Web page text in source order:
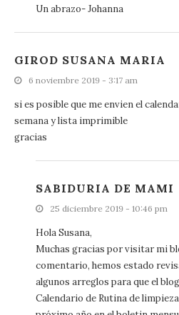
Un abrazo- Johanna
GIROD SUSANA MARIA
6 noviembre 2019 - 3:17 am
si es posible que me envien el
semana y lista imprimible
gracias
SABIDURIA DE MAMI
25 diciembre 2019 - 10:46 pm
Hola Susana,
Muchas gracias por visitar mi
comentario, hemos estado
algunos arreglos para que el
Calendario de Rutina de